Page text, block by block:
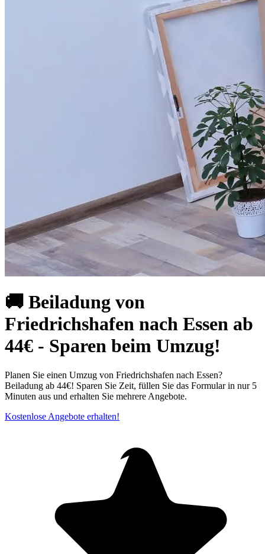
🚚 Beiladung von
Friedrichshafen nach Essen ab
44€ - Sparen beim Umzug!
Planen Sie einen Umzug von Friedrichshafen nach Essen?
Beiladung ab 44€! Sparen Sie Zeit, füllen Sie das Formular in nur 5
Minuten aus und erhalten Sie mehrere Angebote.
Kostenlose Angebote erhalten!